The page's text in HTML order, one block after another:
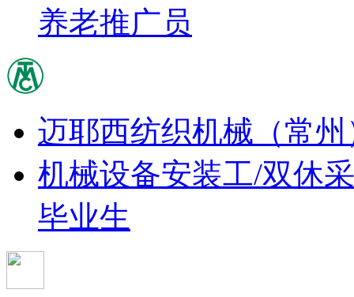
养老推广员
迈耶西纺织机械（常
机械设备安装工/双休
毕业生